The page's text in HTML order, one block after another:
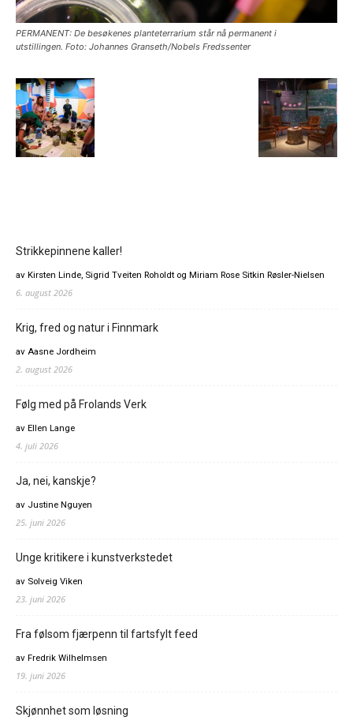
PERMANENT: De besøkenes planteterrarium står nå permanent i
utstillingen. Foto: Johannes Granseth/Nobels Fredssenter
Strikkepinnene kaller!
av Kirsten Linde, Sigrid Tveiten Roholdt og Miriam Rose Sitkin Røsler-Nielsen
6. august 2026
Krig, fred og natur i Finnmark
av Aasne Jordheim
2. august 2026
Følg med på Frolands Verk
av Ellen Lange
4. juli 2026
Ja, nei, kanskje?
av Justine Nguyen
25. juni 2026
Unge kritikere i kunstverkstedet
av Solveig Viken
23. juni 2026
Fra følsom fjærpenn til fartsfylt feed
av Fredrik Wilhelmsen
19. juni 2026
Skjønnhet som løsning